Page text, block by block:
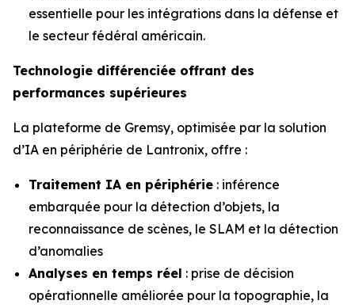
essentielle pour les intégrations dans la défense et
le secteur fédéral américain.
Technologie différenciée offrant des
performances supérieures
La plateforme de Gremsy, optimisée par la solution
d’IA en périphérie de Lantronix, offre :
Traitement IA en périphérie : inférence
embarquée pour la détection d’objets, la
reconnaissance de scènes, le SLAM et la détection
d’anomalies
Analyses en temps réel : prise de décision
opérationnelle améliorée pour la topographie, la